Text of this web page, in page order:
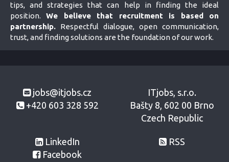
tips, and strategies that can help in finding the ideal
position.We believe that recruitment is based on
partnership. Respectful dialogue, open communication,
trust, and finding solutions are the foundation of our work.
jobs@itjobs.cz
+420 603 328 592
LinkedIn
Facebook
ITjobs, s.r.o.
Bašty 8, 602 00 Brno
Czech Republic
RSS